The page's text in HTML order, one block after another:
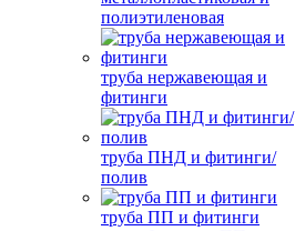
полиэтиленовая
труба нержавеющая и
фитинги
труба ПНД и фитинги/
полив
труба ПП и фитинги